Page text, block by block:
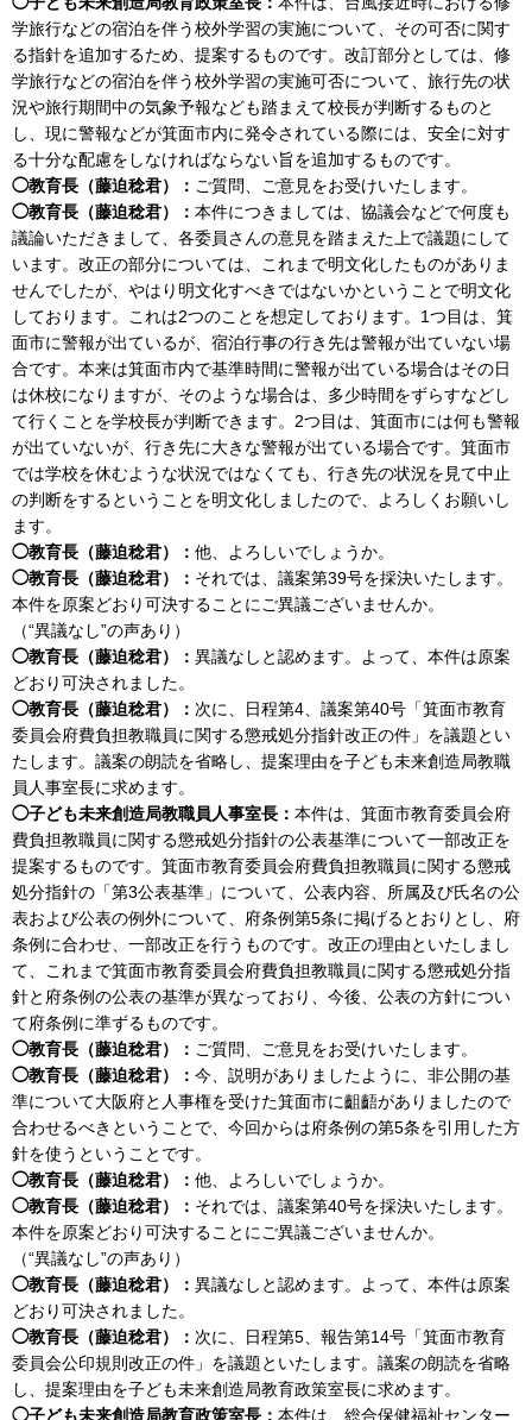
学旅行などの宿泊を伴う校外学習の実施について、その可否に関す
る指針を追加するため、提案するものです。改訂部分としては、修
学旅行などの宿泊を伴う校外学習の実施可否について、旅行先の状
況や旅行期間中の気象予報なども踏まえて校長が判断するものと
し、現に警報などが箕面市内に発令されている際には、安全に対す
る十分な配慮をしなければならない旨を追加するものです。
◯教育長（藤迫稔君）： ご質問、ご意見をお受けいたします。
◯教育長（藤迫稔君）： 本件につきましては、協議会などで何度も
議論いただきまして、各委員さんの意見を踏まえた上で議題にして
います。改正の部分については、これまで明文化したものがありま
せんでしたが、やはり明文化すべきではないかということで明文化
しております。これは2つのことを想定しております。1つ目は、箕
面市に警報が出ているが、宿泊行事の行き先は警報が出ていない場
合です。本来は箕面市内で基準時間に警報が出ている場合はその日
は休校になりますが、そのような場合は、多少時間をずらすなどし
て行くことを学校長が判断できます。2つ目は、箕面市には何も警報
が出ていないが、行き先に大きな警報が出ている場合です。箕面市
では学校を休むような状況ではなくても、行き先の状況を見て中止
の判断をするということを明文化しましたので、よろしくお願いし
ます。
◯教育長（藤迫稔君）： 他、よろしいでしょうか。
◯教育長（藤迫稔君）： それでは、議案第39号を採決いたします。
本件を原案どおり可決することにご異議ございませんか。
（“異議なし”の声あり）
◯教育長（藤迫稔君）： 異議なしと認めます。よって、本件は原案
どおり可決されました。
◯教育長（藤迫稔君）： 次に、日程第4、議案第40号「箕面市教育
委員会府費負担教職員に関する懲戒処分指針改正の件」を議題とい
たします。議案の朗読を省略し、提案理由を子ども未来創造局教職
員人事室長に求めます。
◯子ども未来創造局教職員人事室長： 本件は、箕面市教育委員会府
費負担教職員に関する懲戒処分指針の公表基準について一部改正を
提案するものです。箕面市教育委員会府費負担教職員に関する懲戒
処分指針の「第3公表基準」について、公表内容、所属及び氏名の公
表および公表の例外について、府条例第5条に掲げるとおりとし、府
条例に合わせ、一部改正を行うものです。改正の理由といたしまし
て、これまで箕面市教育委員会府費負担教職員に関する懲戒処分指
針と府条例の公表の基準が異なっており、今後、公表の方針につい
て府条例に準ずるものです。
◯教育長（藤迫稔君）： ご質問、ご意見をお受けいたします。
◯教育長（藤迫稔君）： 今、説明がありましたように、非公開の基
準について大阪府と人事権を受けた箕面市に齟齬がありましたので
合わせるべきということで、今回からは府条例の第5条を引用した方
針を使うということです。
◯教育長（藤迫稔君）： 他、よろしいでしょうか。
◯教育長（藤迫稔君）： それでは、議案第40号を採決いたします。
本件を原案どおり可決することにご異議ございませんか。
（“異議なし”の声あり）
◯教育長（藤迫稔君）： 異議なしと認めます。よって、本件は原案
どおり可決されました。
◯教育長（藤迫稔君）： 次に、日程第5、報告第14号「箕面市教育
委員会公印規則改正の件」を議題といたします。議案の朗読を省略
し、提案理由を子ども未来創造局教育政策室長に求めます。
◯子ども未来創造局教育政策室長： 本件は、総合保健福祉センター